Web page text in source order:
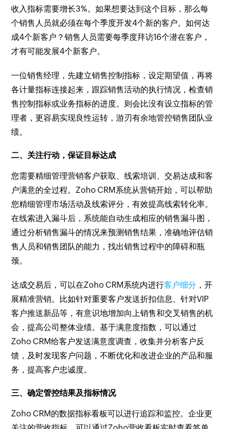
收入指标需要增长3%。如果想要达到这个目标，那么每
个销售人员就必须在每个季度开发4个新的客户。如何达
成4个新客户？销售人员需要每季度拜访16个潜在客户，
才有可能发展4个新客户。
一位销售经理，先建立销售控制指标，设定期望值，再将
各计量指标连接起来，跟踪销售活动的执行情况，检查销
售控制指标或业务指标的进度。则会比没有设立指标的管
理者，更容易实现良性运转，游刃有余地管控销售团队业
绩。
二、关注行动，保证目标达成
您需要精细管理营销客户获取、线索培训、交易达成和客
户满意的全过程。Zoho CRM系统从营销开始，可以帮助
您精细管理市场活动及线索评分，有效提高线索转化率。
在线索进入漏斗后，系统能自动生成相应的销售漏斗图，
通过分析销售漏斗的情况来预测销售结果，准确地评估销
售人员和销售团队的能力，找出销售过程中的障碍和瓶
颈。
达成交易后，可以在Zoho CRM系统内进行客户细分 ，开
展精准营销。比如针对重要客户发送折扣信息、针对VIP
客户推送新品等，有意识地增加向上销售和交叉销售的机
会，提高公司整体业绩。基于满意度指数，可以通过
Zoho CRM给客户发送满意度调查，收集并分析客户反
馈，及时发现客户问题，不断优化和改进企业的产品和服
务，提高客户忠诚度。
三、确定管控结果及指标情况
Zoho CRM的数据指标看板可以进行追踪和监控。企业更